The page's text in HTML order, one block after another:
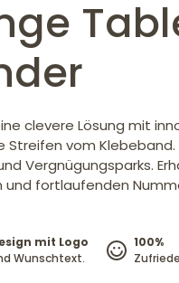
clevere Lösung mit
Streifen vom
Vergnügungsparks.
fortlaufenden
mit Logo
Wunschtext.
100%